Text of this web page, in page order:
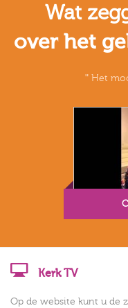
Wat
over het
Het
Kerk TV
Op de website kunt u de